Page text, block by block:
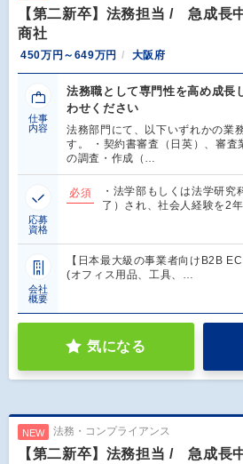
【第二新卒】法務担当 / 急成長
商社
450万円～649万円 大阪府
仕事
内容
法務職として専門性を高め成長
わせください
法務部門にて、以下いずれかの業
す。 ・契約書審査（日英）、審査
の調査・作成（…
応募
資格
必須
・法学部もしくは法学研究
了）され、社会人経験を2
会社
概要
【日本最大級の事業者向けB2B
(オフィス用品、工具、…
気になる
NEW 法務・コンプライアンス
【第二新卒】法務担当 / 急成長